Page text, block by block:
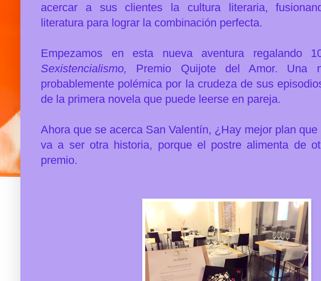
acercar a sus clientes la cultura literaria,
literatura para lograr la combinación perfecta.
Empezamos en esta nueva aventura regalando
Sexistencialismo, Premio Quijote del Amor. Una
probablemente polémica por la crudeza de sus
de la primera novela que puede leerse en pareja.
Ahora que se acerca San Valentín, ¿Hay mejor plan que
va a ser otra historia, porque el postre alimenta de
premio.